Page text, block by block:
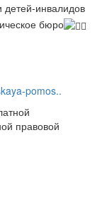
детей-инвалидов
бюро
pomos..
правовой